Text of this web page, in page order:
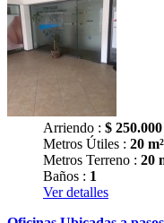
Arriendo : $ 250.000
Metros Útiles : 20 m²
Metros Terreno : 20
Baños : 1
Ver detalles